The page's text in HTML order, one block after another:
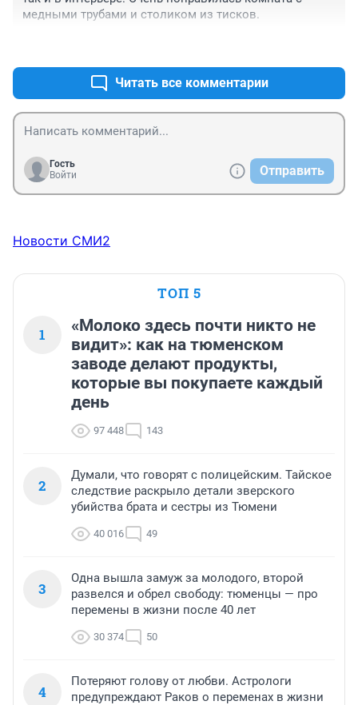
медными трубами и столиком из тисков.
Читать все комментарии
Гость
Войти
Отправить
Новости СМИ2
ТОП 5
1
«Молоко здесь почти никто не
видит»: как на тюменском
заводе делают продукты,
которые вы покупаете каждый
день
97 448 143
2
Думали, что говорят с полицейским. Тайское
следствие раскрыло детали зверского
убийства брата и сестры из Тюмени
40 016 49
3
Одна вышла замуж за молодого, второй
развелся и обрел свободу: тюменцы — про
перемены в жизни после 40 лет
30 374 50
4
Потеряют голову от любви. Астрологи
предупреждают Раков о переменах в жизни